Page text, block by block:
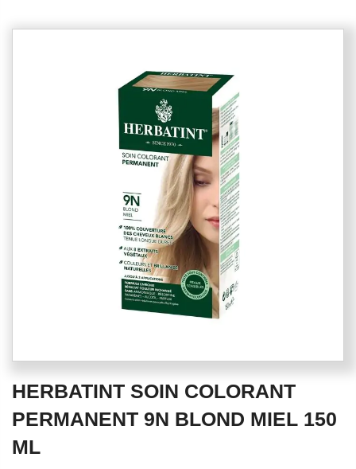
to
beginning
of
HERBATINT SOIN COLORANT
PERMANENT 9N BLOND MIEL 150
ML